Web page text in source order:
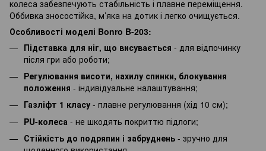
колеса забезпечують стабільність і плавне переміщення.
Оббивка зносостійка, м’яка на дотик і легко очищується.
Особливості моделі Bonro B-203:
Підставка для ніг, що висувається - для відпочинку
після гри або роботи;
Регулювання висоти, нахилу спинки, блокування
положення - індивідуальне налаштування;
Газліфт 1 класу - плавне регулювання (хід 10 см);
PU-колеса - не шкодять покриттю підлоги;
Стійкість до подряпин і забруднень - зручно для